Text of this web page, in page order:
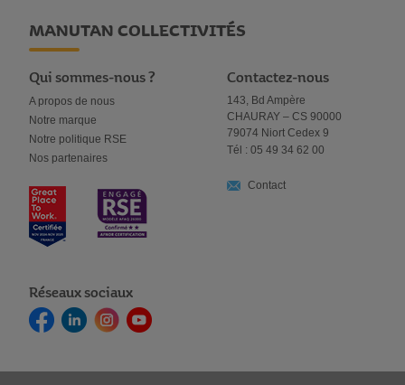
MANUTAN COLLECTIVITÉS
Qui sommes-nous ?
A propos de nous
Notre marque
Notre politique RSE
Nos partenaires
Réseaux sociaux
Contactez-nous
143, Bd Ampère
CHAURAY – CS 90000
79074 Niort Cedex 9
Tél : 05 49 34 62 00
Contact